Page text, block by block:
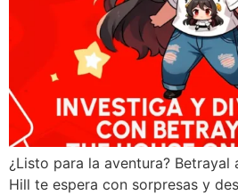
¿Listo para la aventura? Betrayal
Hill te espera con sorpresas y